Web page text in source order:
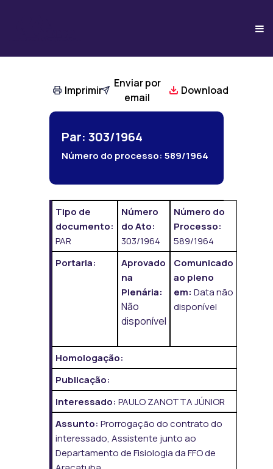
Imprimir
Enviar por
email
Download
Par: 303/1964
Número do processo: 589/1964
Tipo de
documento:
PAR
Número
do Ato:
303/1964
Número do
Processo:
589/1964
Portaria:
Aprovado
na
Plenária:
Não
disponível
Comunicado
ao pleno
em: Data não
disponível
Homologação:
Publicação:
Interessado: PAULO ZANOTTA JÚNIOR
Assunto: Prorrogação do contrato do
interessado, Assistente junto ao
Departamento de Fisiologia da FFO de